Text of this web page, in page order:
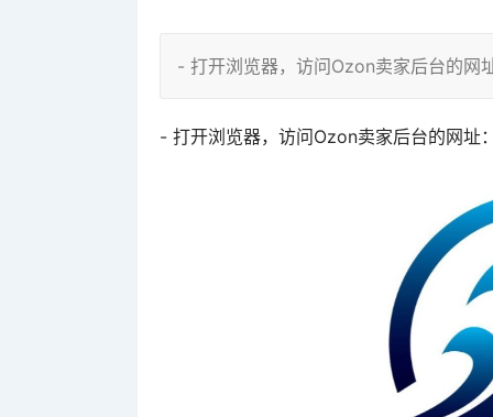
- 打开浏览器，访问Ozon卖家后台的
- 打开浏览器，访问Ozon卖家后台的网址